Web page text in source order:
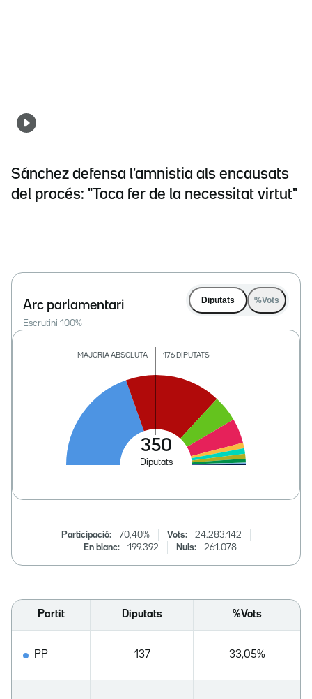
Sánchez defensa l'amnistia als encausats
del procés: "Toca fer de la necessitat virtut"
Arc parlamentari
Escrutini 100%
Diputats %Vots
Participació: 70,40% Vots:
24.283.142
En blanc:
199.392 Nuls: 261.078
Partit Diputats %Vots
PP 137 33,05%